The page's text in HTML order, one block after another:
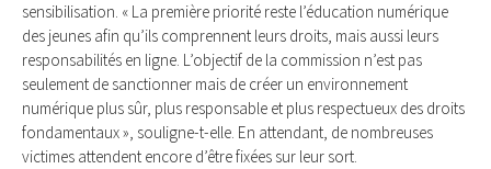
sensibilisation. « La première priorité reste l’éducation numérique
des jeunes afin qu’ils comprennent leurs droits, mais aussi leurs
responsabilités en ligne. L’objectif de la commission n’est pas
seulement de sanctionner mais de créer un environnement
numérique plus sûr, plus responsable et plus respectueux des droits
fondamentaux », souligne-t-elle. En attendant, de nombreuses
victimes attendent encore d’être fixées sur leur sort.